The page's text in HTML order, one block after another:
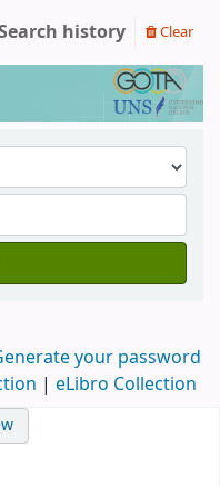
Turismo
history Clear
your password
| eLibro Collection